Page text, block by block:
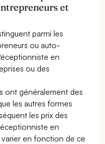
et
parmi les
ou auto-
en
ou des
ont généralement des
les autres formes
les prix des
en
en fonction de ce